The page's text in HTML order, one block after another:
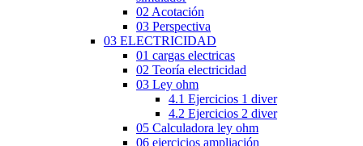
02 Acotación
03 Perspectiva
03 ELECTRICIDAD
01 cargas electricas
02 Teoría electricidad
03 Ley ohm
4.1 Ejercicios 1 diver
4.2 Ejercicios 2 diver
05 Calculadora ley ohm
06 ejercicios ampliación